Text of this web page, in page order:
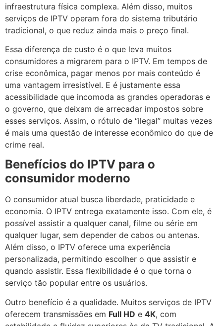
infraestrutura física complexa. Além disso, muitos
serviços de IPTV operam fora do sistema tributário
tradicional, o que reduz ainda mais o preço final.
Essa diferença de custo é o que leva muitos
consumidores a migrarem para o IPTV. Em tempos de
crise econômica, pagar menos por mais conteúdo é
uma vantagem irresistível. E é justamente essa
acessibilidade que incomoda as grandes operadoras e
o governo, que deixam de arrecadar impostos sobre
esses serviços. Assim, o rótulo de “ilegal” muitas vezes
é mais uma questão de interesse econômico do que de
crime real.
Benefícios do IPTV para o
consumidor moderno
O consumidor atual busca liberdade, praticidade e
economia. O IPTV entrega exatamente isso. Com ele, é
possível assistir a qualquer canal, filme ou série em
qualquer lugar, sem depender de cabos ou antenas.
Além disso, o IPTV oferece uma experiência
personalizada, permitindo escolher o que assistir e
quando assistir. Essa flexibilidade é o que torna o
serviço tão popular entre os usuários.
Outro benefício é a qualidade. Muitos serviços de IPTV
oferecem transmissões em Full HD e 4K, com